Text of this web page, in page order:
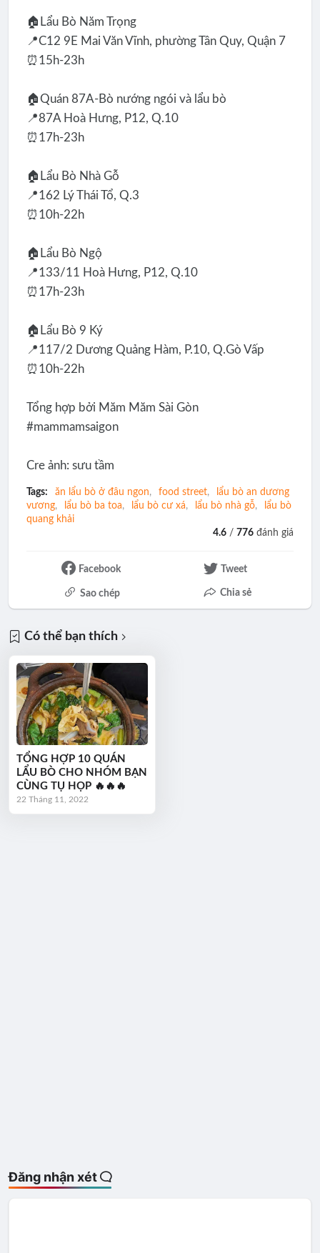
🏠Lẩu Bò Năm Trọng
📍C12 9E Mai Văn Vĩnh, phường Tân Quy, Quận 7
⏰15h-23h
🏠Quán 87A-Bò nướng ngói và lẩu bò
📍87A Hoà Hưng, P12, Q.10
⏰17h-23h
🏠Lẩu Bò Nhà Gỗ
📍162 Lý Thái Tổ, Q.3
⏰10h-22h
🏠Lẩu Bò Ngộ
📍133/11 Hoà Hưng, P12, Q.10
⏰17h-23h
🏠Lẩu Bò 9 Ký
📍117/2 Dương Quảng Hàm, P.10, Q.Gò Vấp
⏰10h-22h
Tổng hợp bởi Măm Măm Sài Gòn
#mammamsaigon
Cre ảnh: sưu tầm
Tags: ăn lẩu bò ở đâu ngon food street
lẩu bò an dương
vương
lẩu bò ba toa lẩu bò cư xá lẩu bò nhà gỗ
lẩu bò
quang khải
4.6 /776 đánh giá
Facebook Tweet
Sao chép Chia sẻ
Có thể bạn thích
TỔNG HỢP 10 QUÁN
LẨU BÒ CHO NHÓM BẠN
CÙNG TỤ HỌP 🔥🔥🔥
22 Tháng 11, 2022
Đăng nhận xét